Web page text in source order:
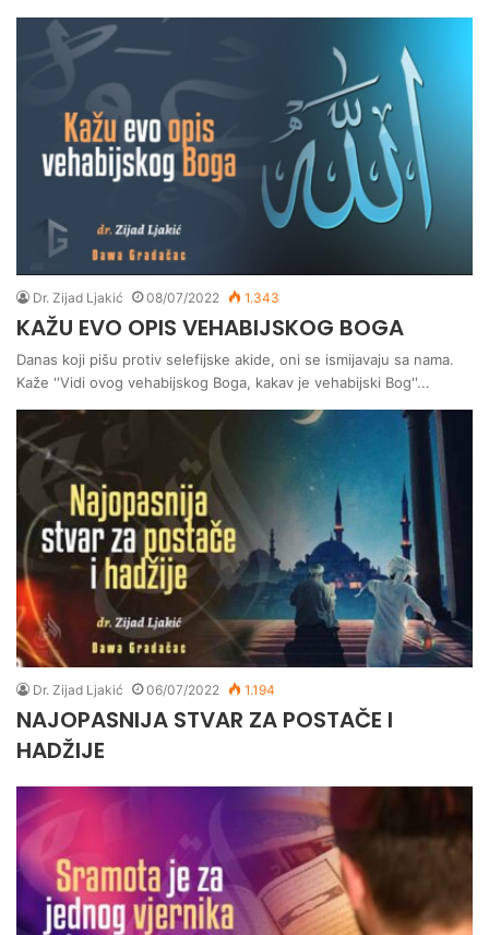
Dr. Zijad Ljakić 08/07/2022 1.343
KAŽU EVO OPIS VEHABIJSKOG BOGA
Danas koji pišu protiv selefijske akide, oni se ismijavaju sa nama.
Kaže ''Vidi ovog vehabijskog Boga, kakav je vehabijski Bog''...
Dr. Zijad Ljakić 06/07/2022 1.194
NAJOPASNIJA STVAR ZA POSTAČE I
HADŽIJE